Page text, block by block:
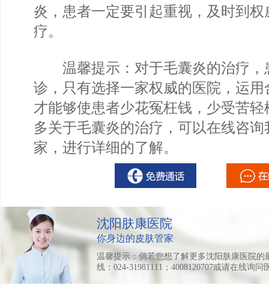
炎，患者一定要引起重视，及时到
疗。
温馨提示：对于毛囊炎的治疗，
诊，只有选择一家权威的医院，运
才能够使患者少花冤枉钱，少受苦
多关于毛囊炎的治疗，可以在线咨
家，进行详细的了解。
沈阳肤康医院
你身边的皮肤管家
温馨提示：倘若您想了解更多沈阳肤康医院
线：024-31981111；4008120707或请在线询问